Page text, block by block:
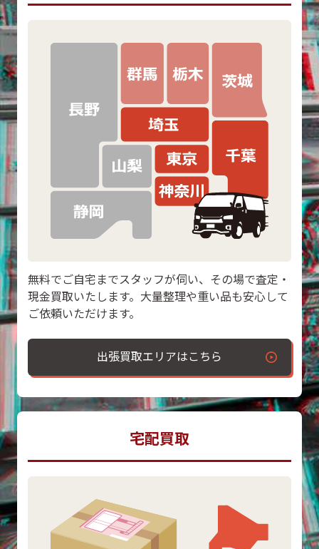
無料でご自宅までスタッフが伺い、その場で査定・
現金買取いたします。大量整理や重い品も安心して
ご依頼いただけます。
出張買取エリアはこちら
宅配買取